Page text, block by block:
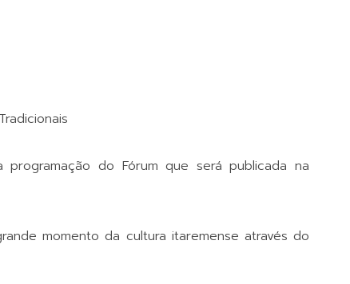
do Fórum que será publicada na
momento da cultura itaremense através do